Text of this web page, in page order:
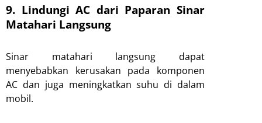
9. Lindungi AC dari Paparan Sinar
Matahari Langsung
Sinar matahari langsung dapat
menyebabkan kerusakan pada komponen
AC dan juga meningkatkan suhu di dalam
mobil.